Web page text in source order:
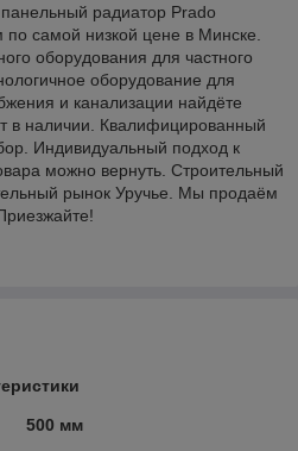
радиатор Prado
самой низкой цене в Минске.
оборудования для частного
оборудование для
и канализации найдёте
в наличии. Квалифицированный
Индивидуальный подход к
можно вернуть. Строительный
рынок Уручье. Мы продаём
500 мм